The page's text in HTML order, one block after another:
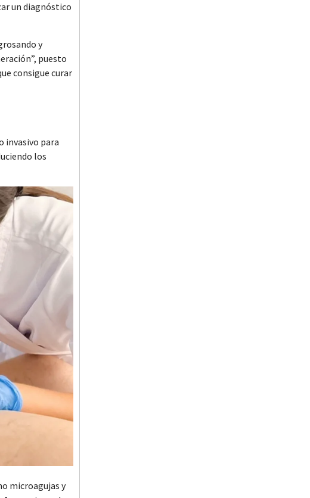
Acerca de las cookies
ofrecer funciones de redes sociales
web con nuestros partners de
que les haya proporcionado o
un diagnóstico
y
puesto
consigue curar
invasivo para
los
microagujas y